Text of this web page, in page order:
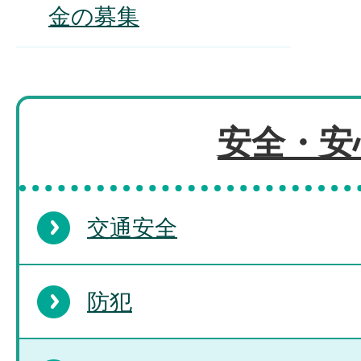
金の募集
安全・
交通安全
防犯